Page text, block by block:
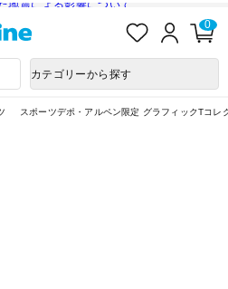
地震による影響について
入
ロ
ン
0
カテゴリーから探す
スポーツデポ・アルペン限定 グラフィックTコレ